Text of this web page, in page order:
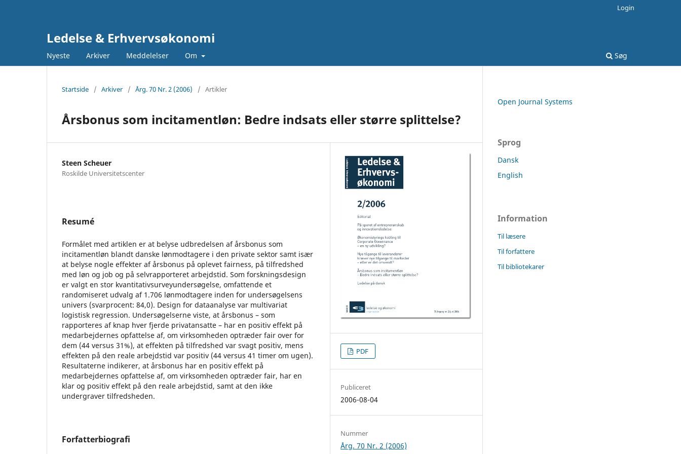
Ledelse & Erhvervsøkonomi
Nyeste Arkiver Meddelelser Om Søg
Login
Startside / Arkiver / Årg. 70 Nr. 2 (2006) / Artikler
Årsbonus som incitamentløn: Bedre indsats eller større splittelse?
Steen Scheuer
Roskilde Universitetscenter
Resumé
Formålet med artiklen er at belyse udbredelsen af årsbonus som
incitamentløn blandt danske lønmodtagere i den private sektor samt især
at belyse nogle effekter af årsbonus på oplevet fairness, på tilfredshed
med løn og job og på selvrapporteret arbejdstid. Som forskningsdesign
er valgt en stor kvantitativsurveyundersøgelse, omfattende et
randomiseret udvalg af 1.706 lønmodtagere inden for undersøgelsens
univers (svarprocent: 84,0). Design for dataanalyse var multivariat
logistisk regression. Undersøgelserne viste, at årsbonus – som
rapporteres af knap hver fjerde privatansatte – har en positiv effekt på
medarbejdernes opfattelse af, om virksomheden optræder fair over for
dem (44 versus 31%), at effekten på tilfredshed var svagt positiv, mens
effekten på den reale arbejdstid var positiv (44 versus 41 timer om ugen).
Resultaterne indikerer, at årsbonus har en positiv effekt på
medarbejdernes opfattelse af, om virksomheden optræder fair, har en
klar og positiv effekt på den reale arbejdstid, samt at den ikke
undergraver tilfredsheden.
Forfatterbiografi
PDF
Publiceret
2006-08-04
Nummer
Årg. 70 Nr. 2 (2006)
Open Journal Systems
Sprog
Dansk
English
Information
Til læsere
Til forfattere
Til bibliotekarer